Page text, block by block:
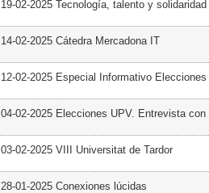
19-02-2025 Tecnología, talento y
14-02-2025 Cátedra Mercadona IT
12-02-2025 Especial Informativo Elecciones
04-02-2025 Elecciones UPV. Entrevista con
03-02-2025 VIII Universitat de Tardor
28-01-2025 Conexiones lúcidas